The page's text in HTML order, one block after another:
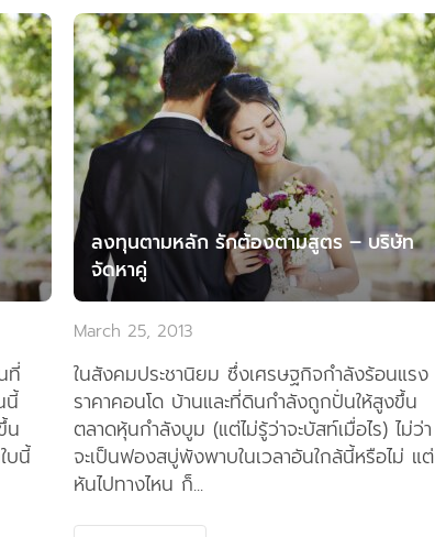
ที่
นี้
น
บนี้
ลงทุนตามหลัก รักต้องตามสูตร – บริษัท
จัดหาคู่
March 25, 2013
ในสังคมประชานิยม ซึ่งเศรษฐกิจกำลังร้อนแรง
ราคาคอนโด บ้านและที่ดินกำลังถูกปั่นให้สูงขึ้น
ตลาดหุ้นกำลังบูม (แต่ไม่รู้ว่าจะบัสท์เมื่อไร) ไม่ว่า
จะเป็นฟองสบู่พังพาบในเวลาอันใกล้นี้หรือไม่ แต่
หันไปทางไหน ก็...